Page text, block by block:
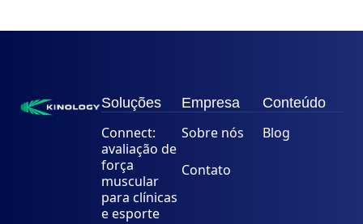
Soluções
Connect:
avaliação de
força
muscular
para clínicas
e esporte
Empresa
Sobre nós
Contato
Conteúdo
Blog